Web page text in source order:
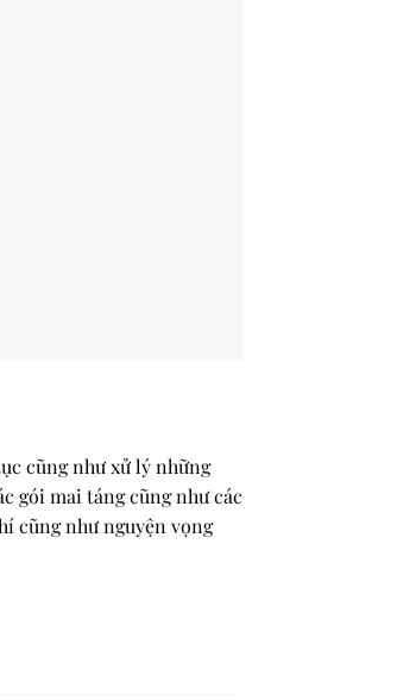
cũng như xử lý những
gói mai táng cũng như các
cũng như nguyện vọng